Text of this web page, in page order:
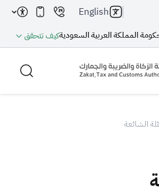
المملكة العربية السعوديةكيف تتحقق
English
الشائعة